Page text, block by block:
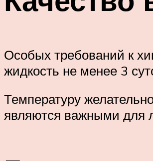
Особых требований к
жидкость не менее 3
Температуру
являются важными для